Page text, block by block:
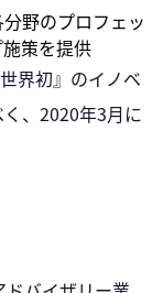
野のプロフェッ
策を提供
界初』のイノベ
、2020年3月に